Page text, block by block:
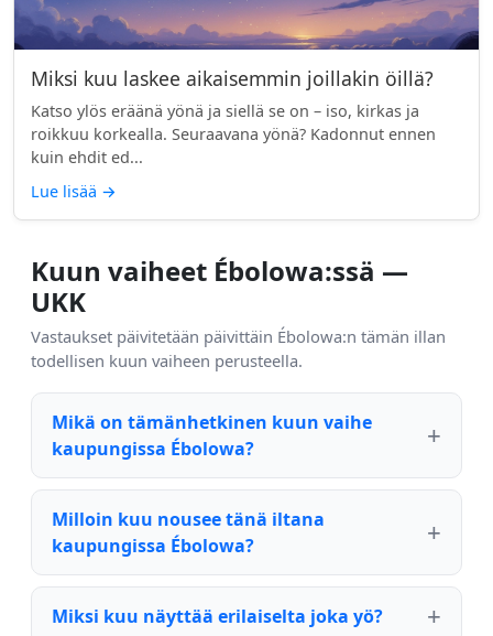
Miksi kuu laskee aikaisemmin joillakin öillä?
Katso ylös eräänä yönä ja siellä se on – iso, kirkas ja
roikkuu korkealla. Seuraavana yönä? Kadonnut ennen
kuin ehdit ed...
Lue lisää →
Kuun vaiheet Ébolowa:ssä —
UKK
Vastaukset päivitetään päivittäin Ébolowa:n tämän illan
todellisen kuun vaiheen perusteella.
Mikä on tämänhetkinen kuun vaihe
kaupungissa Ébolowa?
Milloin kuu nousee tänä iltana
kaupungissa Ébolowa?
Miksi kuu näyttää erilaiselta joka yö?